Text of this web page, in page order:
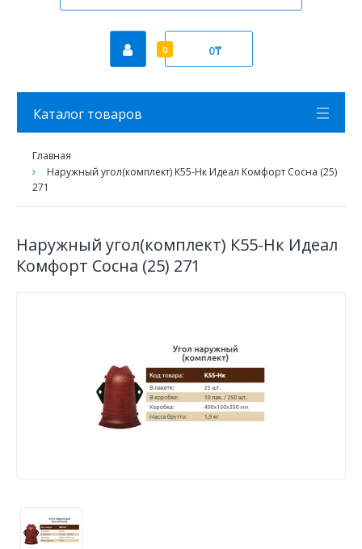
0 0₸
Каталог товаров
Главная
Наружный угол(комплект) К55-Нк Идеал Комфорт Сосна (25)
271
Наружный угол(комплект) К55-Нк Идеал
Комфорт Сосна (25) 271